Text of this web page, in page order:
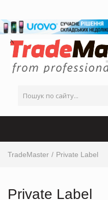
TradeMaster Private Label
Private Label